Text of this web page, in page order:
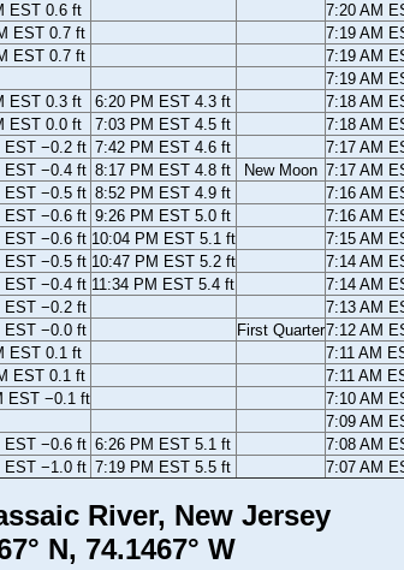
EST 0.6 ft 7:20 AM
EST 0.7 ft 7:19 AM
EST 0.7 ft 7:19 AM
7:19 AM
EST 0.3 ft 6:20 PM EST 4.3 ft 7:18 AM
EST 0.0 ft 7:03 PM EST 4.5 ft 7:18 AM
EST −0.2 ft 7:42 PM EST 4.6 ft 7:17 AM
EST −0.4 ft 8:17 PM EST 4.8 ft New Moon 7:17 AM
EST −0.5 ft 8:52 PM EST 4.9 ft 7:16 AM
EST −0.6 ft 9:26 PM EST 5.0 ft 7:16 AM
EST −0.6 ft 10:04 PM EST 5.1 ft 7:15 AM
EST −0.5 ft 10:47 PM EST 5.2 ft 7:14 AM
EST −0.4 ft 11:34 PM EST 5.4 ft 7:14 AM
EST −0.2 ft 7:13 AM
EST −0.0 ft First Quarter7:12 AM
EST 0.1 ft 7:11 AM
EST 0.1 ft 7:11 AM
EST −0.1 ft 7:10 AM
7:09 AM
EST −0.6 ft 6:26 PM EST 5.1 ft 7:08 AM
EST −1.0 ft 7:19 PM EST 5.5 ft 7:07 AM
River, New Jersey
N, 74.1467° W